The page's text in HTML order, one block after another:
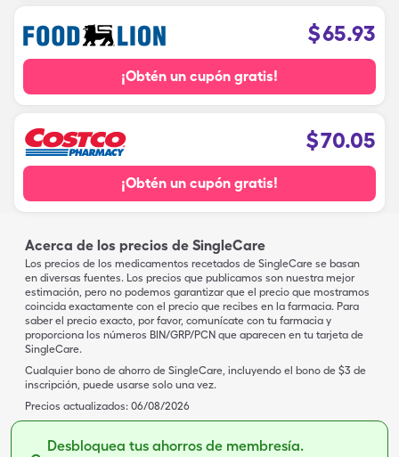
$65.93
¡Obtén un cupón gratis!
$70.05
¡Obtén un cupón gratis!
Acerca de los precios de SingleCare
Los precios de los medicamentos recetados de SingleCare se basan
en diversas fuentes. Los precios que publicamos son nuestra mejor
estimación, pero no podemos garantizar que el precio que mostramos
coincida exactamente con el precio que recibes en la farmacia. Para
saber el precio exacto, por favor, comunícate con tu farmacia y
proporciona los números BIN/GRP/PCN que aparecen en tu tarjeta de
SingleCare.
Cualquier bono de ahorro de SingleCare, incluyendo el bono de $3 de
inscripción, puede usarse solo una vez.
Precios actualizados: 06/08/2026
Desbloquea tus ahorros de membresía.